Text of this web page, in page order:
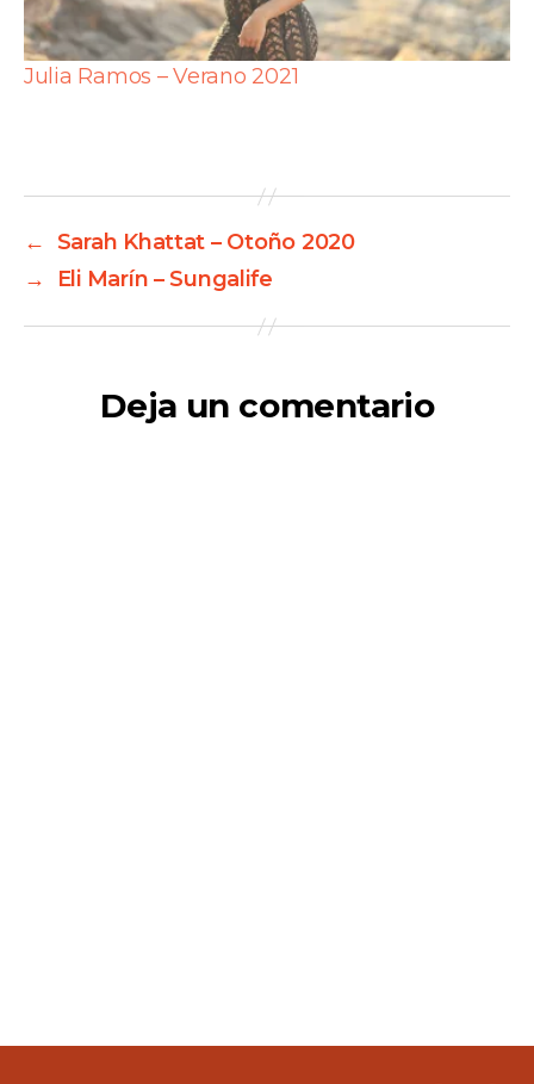
Julia Ramos – Verano 2021
← Sarah Khattat – Otoño 2020
→
Eli Marín – Sungalife
Deja un comentario